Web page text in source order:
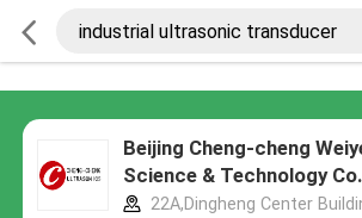
Beijing Cheng-cheng
Science & Technology
22A,Dingheng Center